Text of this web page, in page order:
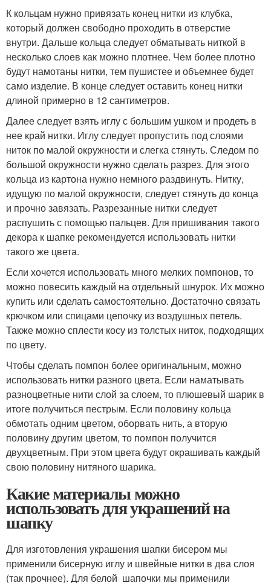
К кольцам нужно привязать конец нитки из клубка,
который должен свободно проходить в отверстие
внутри. Дальше кольца следует обматывать ниткой в
несколько слоев как можно плотнее. Чем более плотно
будут намотаны нитки, тем пушистее и объемнее будет
само изделие. В конце следует оставить конец нитки
длиной примерно в 12 сантиметров.
Далее следует взять иглу с большим ушком и продеть в
нее край нитки. Иглу следует пропустить под слоями
ниток по малой окружности и слегка стянуть. Следом по
большой окружности нужно сделать разрез. Для этого
кольца из картона нужно немного раздвинуть. Нитку,
идущую по малой окружности, следует стянуть до конца
и прочно завязать. Разрезанные нитки следует
распушить с помощью пальцев. Для пришивания такого
декора к шапке рекомендуется использовать нитки
такого же цвета.
Если хочется использовать много мелких помпонов, то
можно повесить каждый на отдельный шнурок. Их можно
купить или сделать самостоятельно. Достаточно связать
крючком или спицами цепочку из воздушных петель.
Также можно сплести косу из толстых ниток, подходящих
по цвету.
Чтобы сделать помпон более оригинальным, можно
использовать нитки разного цвета. Если наматывать
разноцветные нити слой за слоем, то плюшевый шарик в
итоге получиться пестрым. Если половину кольца
обмотать одним цветом, оборвать нить, а вторую
половину другим цветом, то помпон получится
двухцветным. При этом цвета будут окрашивать каждый
свою половину нитяного шарика.
Какие материалы можно
использовать для украшений на
шапку
Для изготовления украшения шапки бисером мы
применили бисерную иглу и швейные нитки в два слоя
(так прочнее). Для белой шапочки мы применили